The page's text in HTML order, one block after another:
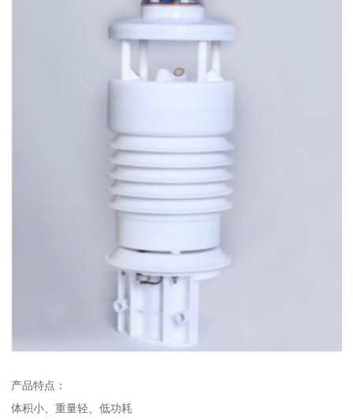
产品特点：
体积小、重量轻、低功耗